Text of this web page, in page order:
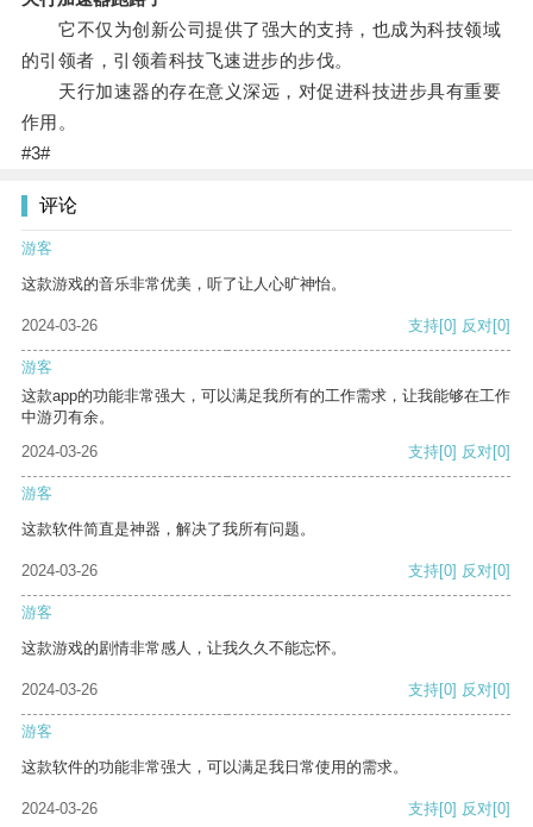
它不仅为创新公司提供了强大的支持，也成为科技领域
的引领者，引领着科技飞速进步的步伐。
天行加速器的存在意义深远，对促进科技进步具有重要
作用。
#3#
评论
游客
这款游戏的音乐非常优美，听了让人心旷神怡。
2024-03-26 支持[0] 反对[0]
游客
这款app的功能非常强大，可以满足我所有的工作需求，让我能够在工作
中游刃有余。
2024-03-26
支持[0] 反对[0]
游客
这款软件简直是神器，解决了我所有问题。
2024-03-26 支持[0] 反对[0]
游客
这款游戏的剧情非常感人，让我久久不能忘怀。
2024-03-26 支持[0] 反对[0]
游客
这款软件的功能非常强大，可以满足我日常使用的需求。
2024-03-26 支持[0] 反对[0]